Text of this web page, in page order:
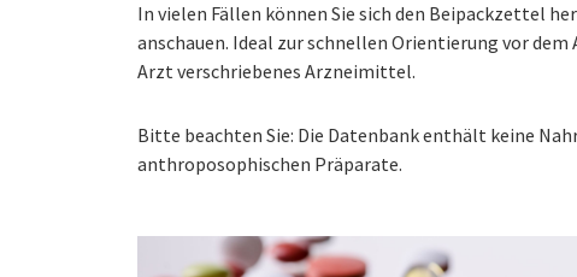
In vielen Fällen können Sie sich den Beipackzettel
anschauen. Ideal zur schnellen Orientierung vor
Arzt verschriebenes Arzneimittel.
Bitte beachten Sie: Die Datenbank enthält keine
anthroposophischen Präparate.